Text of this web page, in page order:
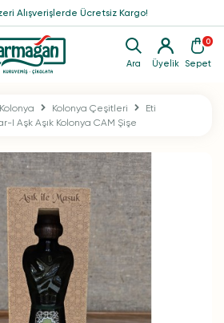
Ara Üyelik
0
Sepet
Alışverişlerde Ücretsiz Kargo!
Kolonya Kolonya Çeşitleri
Eti
I Aşk Aşık Kolonya CAM Şişe